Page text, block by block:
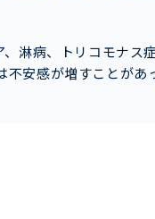
淋病、トリコモナス
不安感が増すことがあ